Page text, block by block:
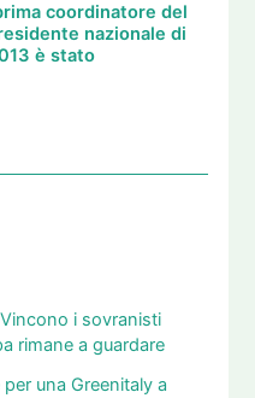
coordinatore del
nazionale di
è stato
i sovranisti
rimane a guardare
una Greenitaly a